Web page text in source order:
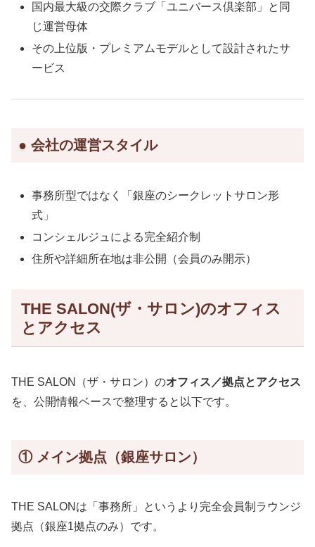
国内最大級の交際クラブ「ユニバース倶楽部」と同
じ運営母体
その上位版・プレミアムモデルとして設計されたサ
ービス
● 会社の運営スタイル
事務所型ではなく「銀座のシークレットサロン形
式」
コンシェルジュによる完全紹介制
住所や詳細所在地は非公開（会員のみ開示）
THE SALON(ザ・サロン)のオフィス
とアクセス
THE SALON（ザ・サロン）のオフィス／拠点とアクセス
を、公開情報ベースで整理すると以下です。
① メイン拠点（銀座サロン）
THE SALONは「事務所」というより完全会員制ラウンジ
拠点（銀座1拠点のみ）です。